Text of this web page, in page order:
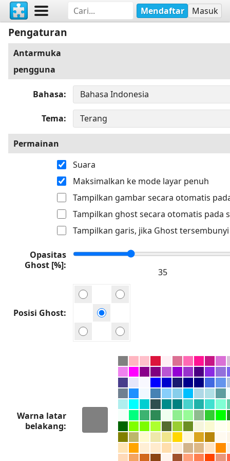
Mendaftar Masuk
Pengaturan
Antarmuka
pengguna
Bahasa
Tema
Permainan
Suara
Maksimalkan ke mode layar penuh
Tampilkan gambar secara otomatis
Tampilkan ghost secara otomatis pada
Tampilkan garis, jika Ghost tersembunyi
Opasitas
Ghost [%]
Posisi Ghost
Warna latar
belakang